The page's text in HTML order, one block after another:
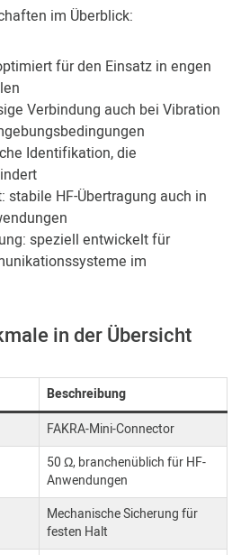
im Überblick:
für den Einsatz in engen
Verbindung auch bei Vibration
Identifikation, die
stabile HF-Übertragung auch in
speziell entwickelt für
im
in der Übersicht
Beschreibung
FAKRA-Mini-Connector
50 Ω, branchenüblich für HF-
Anwendungen
Mechanische Sicherung für
festen Halt